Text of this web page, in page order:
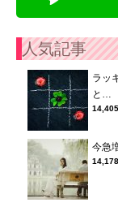
人気記事
ラッ
と…
今急